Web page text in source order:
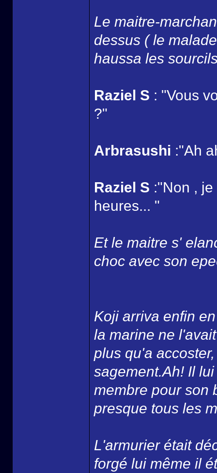
Le maitre-
dessus ( le
haussa les
Raziel S : "Vous
?"
Arbrasushi :"Ah
Raziel S :"Non ,
heures... "
Et le maitre s'
choc avec son
Koji arriva enfin
la marine ne
plus qu'a
sagement.Ah! Il
membre pour son
presque tous les
L'armurier était
forgé lui même il